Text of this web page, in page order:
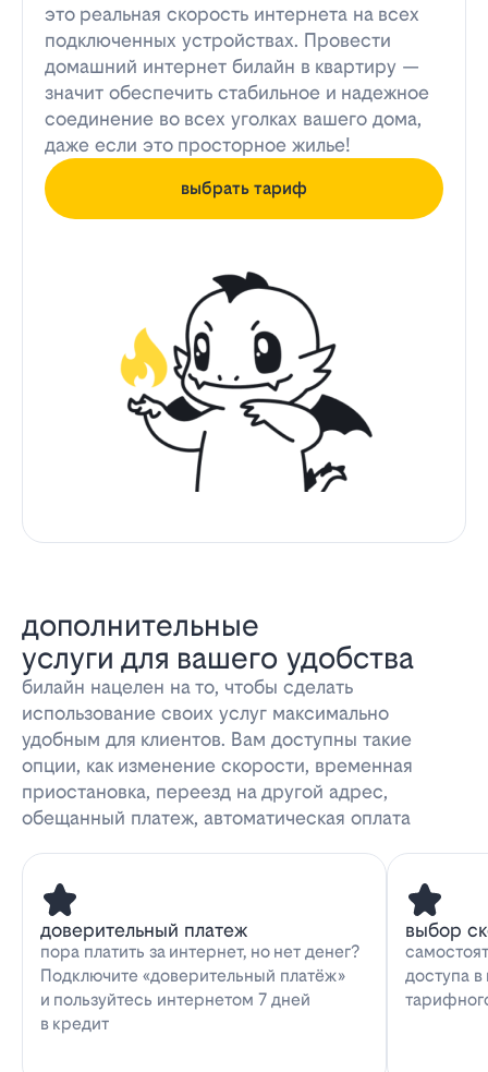
это реальная скорость интернета на всех
подключенных устройствах. Провести
домашний интернет билайн в квартиру —
значит обеспечить стабильное и надежное
соединение во всех уголках вашего дома,
даже если это просторное жилье!
выбрать тариф
дополнительные
услуги для вашего удобства
билайн нацелен на то, чтобы сделать
использование своих услуг максимально
удобным для клиентов. Вам доступны такие
опции, как изменение скорости, временная
приостановка, переезд на другой адрес,
обещанный платеж, автоматическая оплата
доверительный платеж
пора платить за интернет, но нет денег?
Подключите «доверительный платёж»
и пользуйтесь интернетом 7 дней
в кредит
выбор
доступа